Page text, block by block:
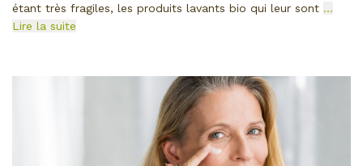
étant très fragiles, les produits lavants bio qui leur sont …
Lire la suite